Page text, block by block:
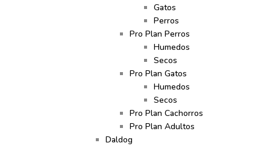
Gatos
Perros
Pro Plan Perros
Humedos
Secos
Pro Plan Gatos
Humedos
Secos
Pro Plan Cachorros
Pro Plan Adultos
Daldog